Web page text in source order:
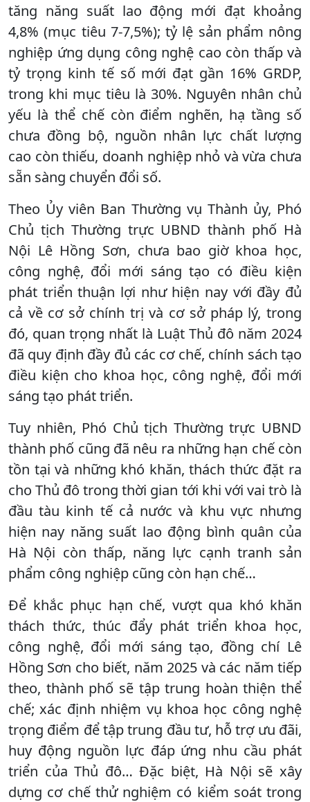
tăng năng suất lao động mới đạt khoảng
4,8% (mục tiêu 7-7,5%); tỷ lệ sản phẩm nông
nghiệp ứng dụng công nghệ cao còn thấp và
tỷ trọng kinh tế số mới đạt gần 16% GRDP,
trong khi mục tiêu là 30%. Nguyên nhân chủ
yếu là thể chế còn điểm nghẽn, hạ tầng số
chưa đồng bộ, nguồn nhân lực chất lượng
cao còn thiếu, doanh nghiệp nhỏ và vừa chưa
sẵn sàng chuyển đổi số.
Theo Ủy viên Ban Thường vụ Thành ủy, Phó
Chủ tịch Thường trực UBND thành phố Hà
Nội Lê Hồng Sơn, chưa bao giờ khoa học,
công nghệ, đổi mới sáng tạo có điều kiện
phát triển thuận lợi như hiện nay với đầy đủ
cả về cơ sở chính trị và cơ sở pháp lý, trong
đó, quan trọng nhất là Luật Thủ đô năm 2024
đã quy định đầy đủ các cơ chế, chính sách tạo
điều kiện cho khoa học, công nghệ, đổi mới
sáng tạo phát triển.
Tuy nhiên, Phó Chủ tịch Thường trực UBND
thành phố cũng đã nêu ra những hạn chế còn
tồn tại và những khó khăn, thách thức đặt ra
cho Thủ đô trong thời gian tới khi với vai trò là
đầu tàu kinh tế cả nước và khu vực nhưng
hiện nay năng suất lao động bình quân của
Hà Nội còn thấp, năng lực cạnh tranh sản
phẩm công nghiệp cũng còn hạn chế…
Để khắc phục hạn chế, vượt qua khó khăn
thách thức, thúc đẩy phát triển khoa học,
công nghệ, đổi mới sáng tạo, đồng chí Lê
Hồng Sơn cho biết, năm 2025 và các năm tiếp
theo, thành phố sẽ tập trung hoàn thiện thể
chế; xác định nhiệm vụ khoa học công nghệ
trọng điểm để tập trung đầu tư, hỗ trợ ưu đãi,
huy động nguồn lực đáp ứng nhu cầu phát
triển của Thủ đô… Đặc biệt, Hà Nội sẽ xây
dựng cơ chế thử nghiệm có kiểm soát trong